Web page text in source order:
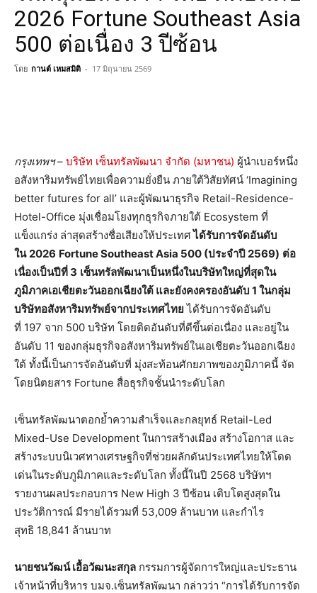
2026 Fortune Southeast Asia
500 ต่อเนื่อง 3 ปีซ้อน
โดย กานต์ เหมสมิติ - 17 มิถุนายน 2569
กรุงเทพฯ– บริษัท เซ็นทรัลพัฒนา จำกัด (มหาชน) ผู้นำเบอร์หนึ่ง
อสังหาริมทรัพย์ไทยเพื่อความยั่งยืน ภายใต้วิสัยทัศน์ ‘Imagining
better futures for all’ และผู้พัฒนาธุรกิจ Retail-Residence-
Hotel-Office มุ่งเชื่อมโยงทุกธุรกิจภายใต้ Ecosystem ที่
แข็งแกร่ง ล่าสุดสร้างชื่อเสียงให้ประเทศได้รับการจัดอันดับ
ใน 2026 Fortune Southeast Asia 500 (ประจำปี 2569) ต่อ
เนื่องเป็นปีที่ 3 เซ็นทรัลพัฒนาเป็นหนึ่งในบริษัทใหญ่ที่สุดใน
ภูมิภาคเอเชียตะวันออกเฉียงใต้ และยังคงครองอันดับ 1 ในกลุ่ม
บริษัทอสังหาริมทรัพย์จากประเทศไทยได้รับการจัดอันดับ
ที่ 197 จาก 500 บริษัท โดยติดอันดับที่ดีขึ้นต่อเนื่อง และอยู่ใน
อันดับ 11 ของกลุ่มธุรกิจอสังหาริมทรัพย์ในเอเชียตะวันออกเฉียง
ใต้ ทั้งนี้เป็นการจัดอันดับที่ มุ่งสะท้อนศักยภาพของภูมิภาคนี้ จัด
โดยนิตยสาร Fortune สื่อธุรกิจชั้นนำระดับโลก
เซ็นทรัลพัฒนาตอกย้ำความสำเร็จและกลยุทธ์ Retail-Led
Mixed-Use Development ในการสร้างเมือง สร้างโอกาส และ
สร้างระบบนิเวศทางเศรษฐกิจที่ช่วยผลักดันประเทศไทยให้โดด
เด่นในระดับภูมิภาคและระดับโลก ทั้งนี้ในปี 2568 บริษัทฯ
รายงานผลประกอบการ New High 3 ปีซ้อน เติบโตสูงสุดใน
ประวัติการณ์ มีรายได้รวมที่ 53,009 ล้านบาท และกำไร
สุทธิ 18,841 ล้านบาท
นายชนวัฒน์ เอื้อวัฒนะสกุล กรรมการผู้จัดการใหญ่และประธาน
เจ้าหน้าที่บริหาร บมจ.เซ็นทรัลพัฒนา กล่าวว่า “การได้รับการจัด